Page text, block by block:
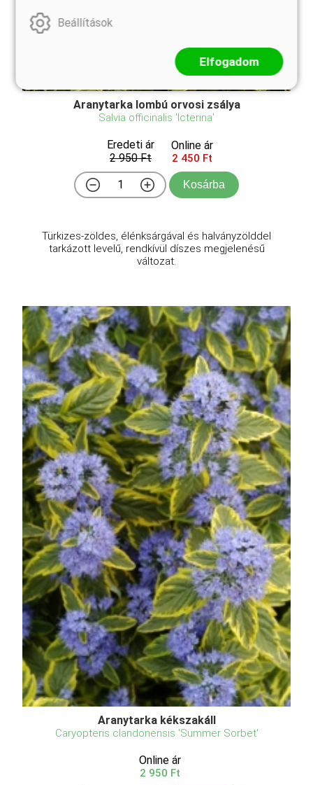
Aranytarka lombú orvosi zsálya
Salvia officinalis 'Icterina'
Eredeti ár
2 950 Ft
Online ár
2 450 Ft
Kosárba
Türkizes-zöldes, élénksárgával és halványzölddel
tarkázott levelű, rendkívül díszes megjelenésű
változat.
Aranytarka kékszakáll
Caryopteris clandonensis 'Summer Sorbet'
Online ár
2 950 Ft
Beállítások
Elfogadom